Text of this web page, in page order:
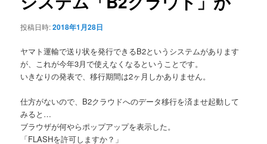
ン
投稿日時:2018年1月28日
ヤマト運輸で送り状を発行できるB2というシステムがあります
が、これが今年3月で使えなくなるということです。
いきなりの発表で、移行期間は2ヶ月しかありません。
仕方がないので、B2クラウドへのデータ移行を済ませ起動して
みると…
ブラウザが何やらポップアップを表示した。
「FLASHを許可しますか？」